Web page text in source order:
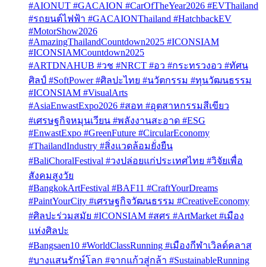
#AIONUT #GACAION #CarOfTheYear2026 #EVThailand
#รถยนต์ไฟฟ้า #GACAIONThailand #HatchbackEV
#MotorShow2026
#AmazingThailandCountdown2025 #ICONSIAM
#ICONSIAMCountdown2025
#ARTDNAHUB #วช #NRCT #อว #กระทรวงอว #ทัศน
ศิลป์ #SoftPower #ศิลปะไทย #นวัตกรรม #ทุนวัฒนธรรม
#ICONSIAM #VisualArts
#AsiaEnwastExpo2026 #สอท #อุตสาหกรรมสีเขียว
#เศรษฐกิจหมุนเวียน #พลังงานสะอาด #ESG
#EnwastExpo #GreenFuture #CircularEconomy
#ThailandIndustry #สิ่งแวดล้อมยั่งยืน
#BaliChoralFestival #วงปล่อยแก่ประเทศไทย #วิจัยเพื่อ
สังคมสูงวัย
#BangkokArtFestival #BAF11 #CraftYourDreams
#PaintYourCity #เศรษฐกิจวัฒนธรรม #CreativeEconomy
#ศิลปะร่วมสมัย #ICONSIAM #สศร #ArtMarket #เมือง
แห่งศิลปะ
#Bangsaen10 #WorldClassRunning #เมืองกีฬาเวิลด์คลาส
#บางแสนรักษ์โลก #จากแก้วสู่กล้า #SustainableRunning